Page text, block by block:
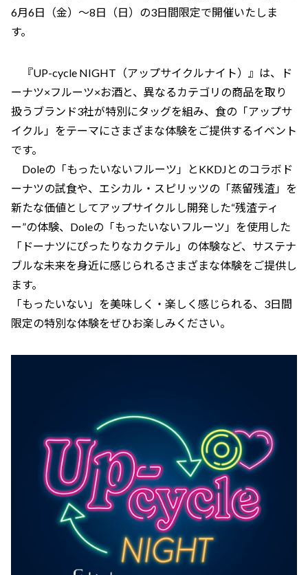
6月6日（金）～8日（日）の3日間限定で開催いたしま
す。
『UP-cycle NIGHT（アップサイクルナイト）』は、ド
ーナツ×フルーツ×お酒と、異なるカテゴリの商品を取り
扱うブランド3社が特別にタッグを組み、食の「アップサ
イクル」をテーマにさまざまな体験をご提供するイベント
です。
Doleの「もったいないフルーツ」とKKDJとのコラボド
ーナツの試食や、エシカル・スピリッツの「蒸留残渣」を
新たな価値としてアップサイクルし開発した“残渣ティ
ー”の体験、Doleの「もったいないフルーツ」を使用した
「ドーナツにぴったりなカクテル」の体験など、サステナ
ブルな未来を身近に感じられるさまざまな体験をご提供し
ます。
「もったいない」を美味しく・楽しく感じられる、3日間
限定の特別な体験をぜひお楽しみください。